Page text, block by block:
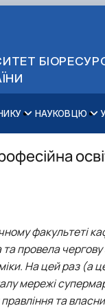
НАУКОВЦЮ
2030рр.
факультеті
та провела
На цей раз (а
мережі
та